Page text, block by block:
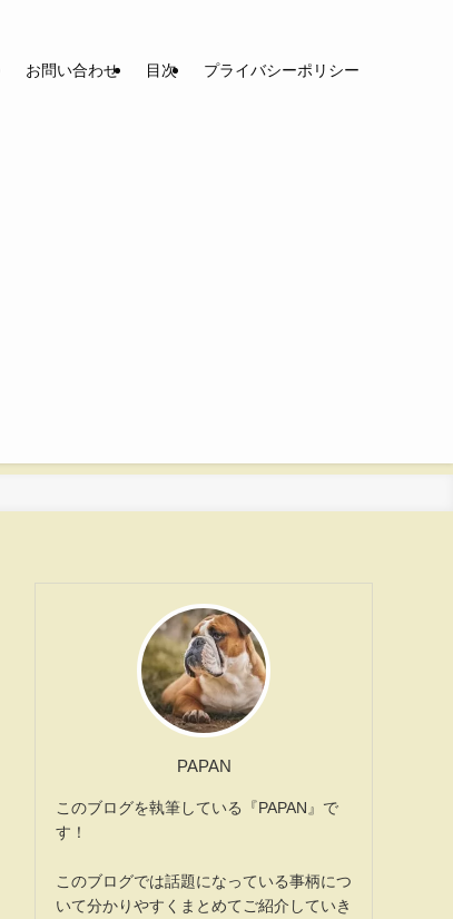
お問い合わせ 目次 プライバシーポリシー
PAPAN
このブログを執筆している『PAPAN』で
す！
このブログでは話題になっている事柄につ
いて分かりやすくまとめてご紹介していき